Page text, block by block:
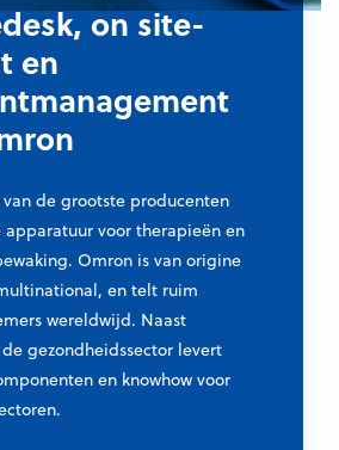
on site-
en
de grootste producenten
apparatuur voor therapieën en
Omron is van origine
en telt ruim
wereldwijd. Naast
gezondheidssector levert
en knowhow voor